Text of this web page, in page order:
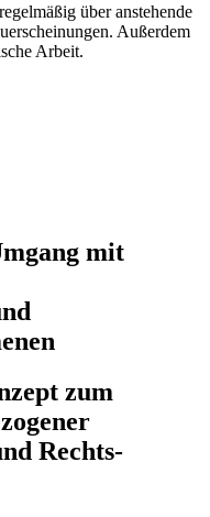
über anstehende
Außerdem
Arbeit.
mit
zum
Rechts­